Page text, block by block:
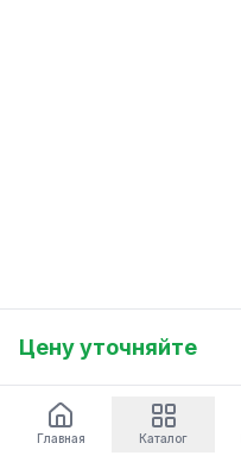
Цену уточняйте
Главная Каталог